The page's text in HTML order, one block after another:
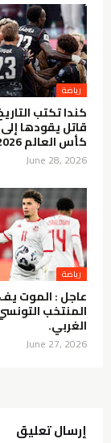
رياضة
كندا تكتب
قاتل يقودها
كأس العالم 2026 لأول مرة
June 28, 2026
رياضة
عاجل : الموت
المنتخب
الغربي.
June 27, 2026
إرسال تعليق